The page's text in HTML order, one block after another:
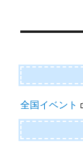
ー
ョ
ン
全国イベント